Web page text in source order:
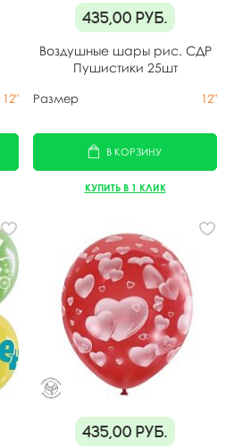
12"
435,00 руб.
Воздушные шары рис. СДР
Пушистики 25шт
Размер 12"
В КОРЗИНУ
КУПИТЬ В 1 КЛИК
435,00 руб.